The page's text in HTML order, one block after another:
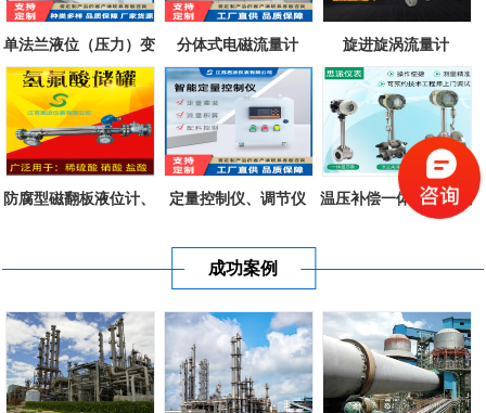
单法兰液位（压力）变
送器
分体式电磁流量计 旋进旋涡流量计
防腐型磁翻板液位计、
定量控制仪、调节仪
温压补偿一体式涡街流
成功案例